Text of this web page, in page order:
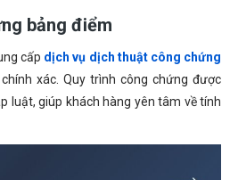
bảng điểm
cấp dịch vụ dịch thuật công chứng
xác. Quy trình công chứng được
luật, giúp khách hàng yên tâm về tính